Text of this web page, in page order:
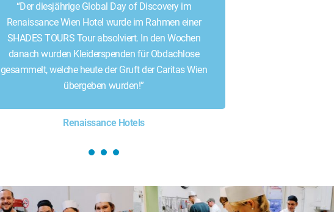
“Der diesjährige Global Day of Discovery im
Renaissance Wien Hotel wurde im Rahmen einer
SHADES TOURS Tour absolviert. In den Wochen
danach wurden Kleiderspenden für Obdachlose
gesammelt, welche heute der Gruft der Caritas Wien
übergeben wurden!”
Renaissance Hotels